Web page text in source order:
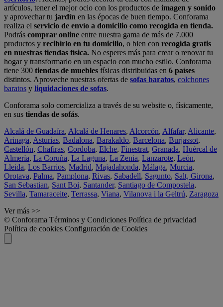
artículos, tener el mejor ocio con los productos de imagen y sonido
y aprovechar tu jardín en las épocas de buen tiempo. Conforama
realiza el servicio de envío a domicilio como recogida en tienda.
Podrás comprar online entre nuestra gama de más de 7.000
productos y recibirlo en tu domicilio, o bien con recogida gratis
en nuestras tiendas física. No esperes más para crear o renovar tu
hogar y transformarlo en un espacio con mucho estilo. Conforama
tiene 300 tiendas de muebles físicas distribuidas en 6 países
distintos. Aproveche nuestras ofertas de sofas baratos, colchones
baratos y liquidaciones de sofas.
Conforama solo comercializa a través de su website o, físicamente,
en sus tiendas de sofás.
Alcalá de Guadaíra, Alcalá de Henares, Alcorcón, Alfafar, Alicante,
Arinaga, Asturias, Badalona, Barakaldo, Barcelona, Burjassot,
Castellón, Chafiras, Cordoba, Elche, Finestrat, Granada, Huércal de
Almería, La Coruña, La Laguna, La Zenia, Lanzarote, León,
Lleida, Los Barrios, Madrid, Majadahonda, Málaga, Murcia,
Orotava, Palma, Pamplona, Rivas, Sabadell, Sagunto, Salt, Girona,
San Sebastian, Sant Boi, Santander, Santiago de Compostela,
Sevilla, Tamaraceite, Terrassa, Viana, Vilanova i la Geltrú, Zaragoza
Ver más >>
© Conforama Términos y Condiciones Política de privacidad
Política de cookies Configuración de Cookies